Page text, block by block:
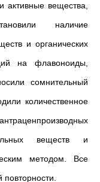
активные вещества,
наличие
и органических
на флавоноиды,
сомнительный
количественное
веществ и
методом. Все